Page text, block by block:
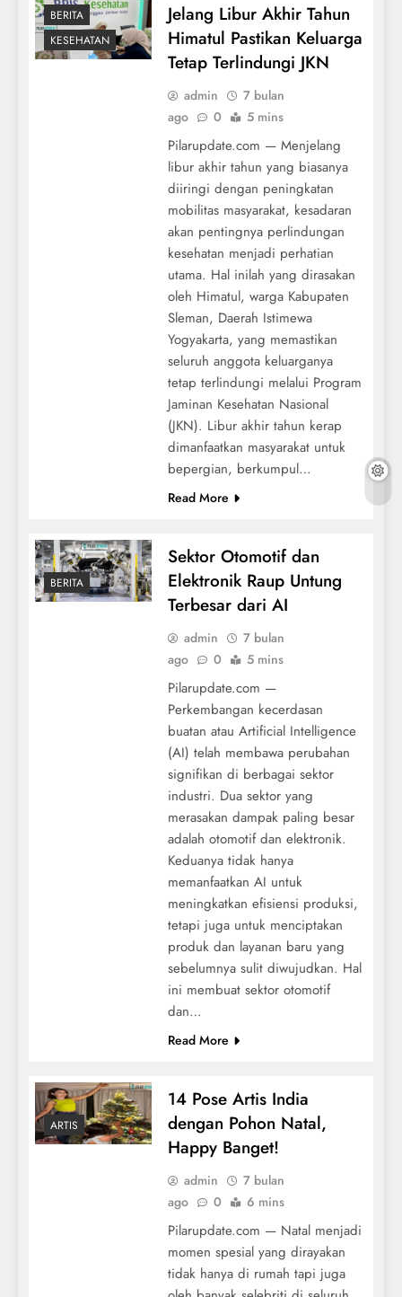
BERITA
KESEHATAN
Jelang Libur Akhir Tahun
Himatul Pastikan Keluarga
Tetap Terlindungi JKN
admin
7 bulan
ago
0 5 mins
Pilarupdate.com — Menjelang
libur akhir tahun yang biasanya
diiringi dengan peningkatan
mobilitas masyarakat, kesadaran
akan pentingnya perlindungan
kesehatan menjadi perhatian
utama. Hal inilah yang dirasakan
oleh Himatul, warga Kabupaten
Sleman, Daerah Istimewa
Yogyakarta, yang memastikan
seluruh anggota keluarganya
tetap terlindungi melalui Program
Jaminan Kesehatan Nasional
(JKN). Libur akhir tahun kerap
dimanfaatkan masyarakat untuk
bepergian, berkumpul…
Read More
BERITA
Sektor Otomotif dan
Elektronik Raup Untung
Terbesar dari AI
admin
7 bulan
ago
0 5 mins
Pilarupdate.com —
Perkembangan kecerdasan
buatan atau Artificial Intelligence
(AI) telah membawa perubahan
signifikan di berbagai sektor
industri. Dua sektor yang
merasakan dampak paling besar
adalah otomotif dan elektronik.
Keduanya tidak hanya
memanfaatkan AI untuk
meningkatkan efisiensi produksi,
tetapi juga untuk menciptakan
produk dan layanan baru yang
sebelumnya sulit diwujudkan. Hal
ini membuat sektor otomotif
dan…
Read More
ARTIS
14 Pose Artis India
dengan Pohon Natal,
Happy Banget!
admin
7 bulan
ago
0 6 mins
Pilarupdate.com — Natal menjadi
momen spesial yang dirayakan
tidak hanya di rumah tapi juga